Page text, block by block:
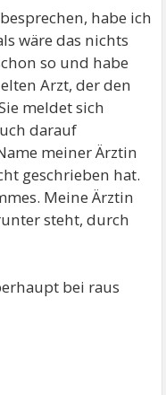
geht, genau auf!
ist, würde ich
die Ärztin
zweimal
der Klinik
so geht
habe ich
wäre das nichts
so und habe
Arzt, der den
meldet sich
darauf
meiner Ärztin
geschrieben hat.
Meine Ärztin
steht, durch
bei raus